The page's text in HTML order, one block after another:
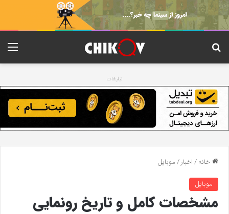
تبلیغات
خانه/اخبار/موبایل
موبایل
مشخصات کامل و تاریخ رونمایی